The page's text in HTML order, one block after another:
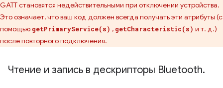
GATT становятся недействительными при отключении устройства.
Это означает, что ваш код должен всегда получать эти атрибуты (с
помощью getPrimaryService(s) , getCharacteristic(s) и т. д.)
после повторного подключения.
Чтение и запись в дескрипторы Bluetooth.